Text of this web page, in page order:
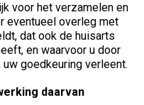
voor het verzamelen en
eventueel overleg met
dat ook de huisarts
en waarvoor u door
goedkeuring verleent.
daarvan